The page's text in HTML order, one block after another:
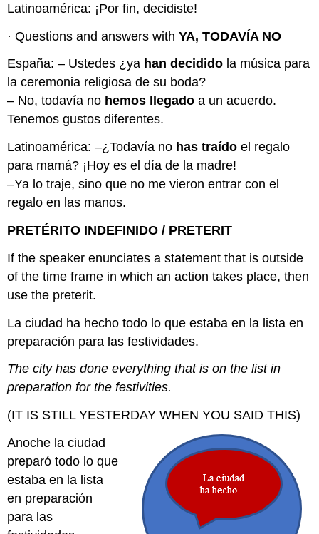
Latinoamérica: ¡Por fin, decidiste!
· Questions and answers withYA, TODAVÍA NO
España: – Ustedes ¿ya han decidido la música para
la ceremonia religiosa de su boda?
– No, todavía no hemos llegado a un acuerdo.
Tenemos gustos diferentes.
Latinoamérica: –¿Todavía no has traído el regalo
para mamá? ¡Hoy es el día de la madre!
–Ya lo traje, sino que no me vieron entrar con el
regalo en las manos.
PRETÉRITO INDEFINIDO / PRETERIT
If the speaker enunciates a statement that is outside
of the time frame in which an action takes place, then
use the preterit.
La ciudad ha hecho todo lo que estaba en la lista en
preparación para las festividades.
The city has done everything that is on the list in
preparation for the festivities.
(IT IS STILL YESTERDAY WHEN YOU SAID THIS)
Anoche la ciudad
preparó todo lo que
estaba en la lista
en preparación
para las